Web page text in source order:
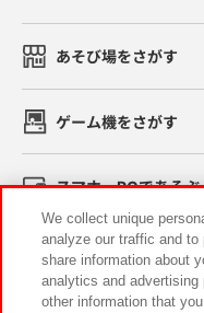
あそび場をさがす
ゲーム機をさがす
スマホ・PCであそぶ
イベント・キャンペー
We collect unique
analyze our traffic and
share information about
analytics and
other information that